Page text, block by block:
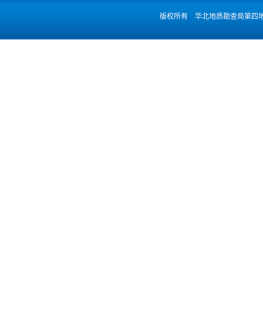
版权所有 华北地质勘查局第四